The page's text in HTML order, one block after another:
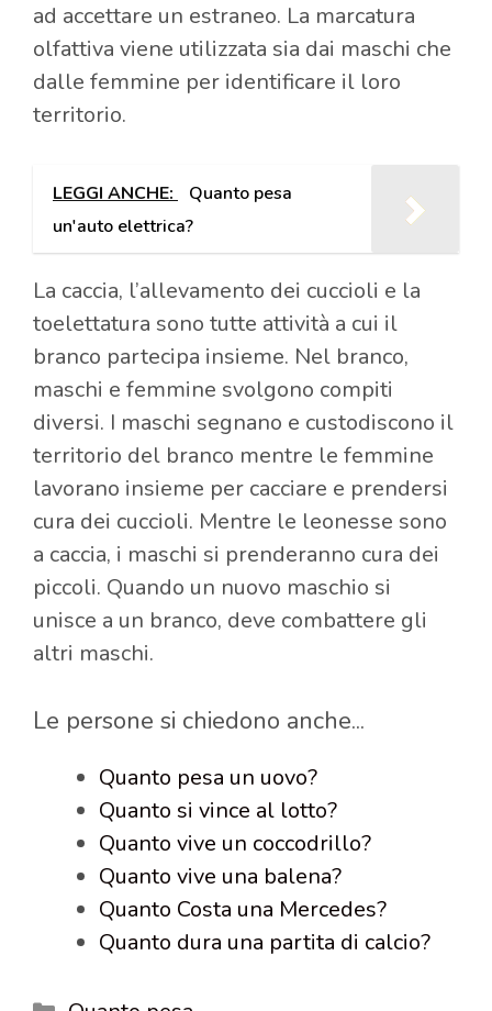
ad accettare un estraneo. La marcatura
olfattiva viene utilizzata sia dai maschi che
dalle femmine per identificare il loro
territorio.
LEGGI ANCHE: Quanto pesa
un'auto elettrica?
La caccia, l’allevamento dei cuccioli e la
toelettatura sono tutte attività a cui il
branco partecipa insieme. Nel branco,
maschi e femmine svolgono compiti
diversi. I maschi segnano e custodiscono il
territorio del branco mentre le femmine
lavorano insieme per cacciare e prendersi
cura dei cuccioli. Mentre le leonesse sono
a caccia, i maschi si prenderanno cura dei
piccoli. Quando un nuovo maschio si
unisce a un branco, deve combattere gli
altri maschi.
Le persone si chiedono anche...
Quanto pesa un uovo?
Quanto si vince al lotto?
Quanto vive un coccodrillo?
Quanto vive una balena?
Quanto Costa una Mercedes?
Quanto dura una partita di calcio?